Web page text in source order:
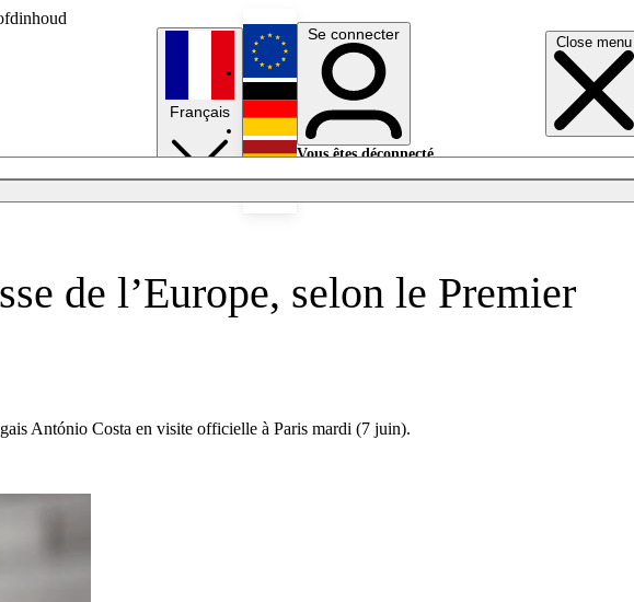
Close menu
Français
English
Deutsch
Se connecter
Vous êtes déconnecté.
de l’Europe, selon le Premier
António Costa en visite officielle à Paris mardi (7 juin).